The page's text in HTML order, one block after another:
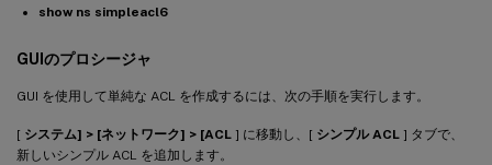
show ns simpleacl6
GUIのプロシージャ
GUI を使用して単純な ACL を作成するには、次の手順を実行します。
[ システム] > [ネットワーク] > [ACL ] に移動し、[ シンプル ACL ] タブで、
新しいシンプル ACL を追加します。